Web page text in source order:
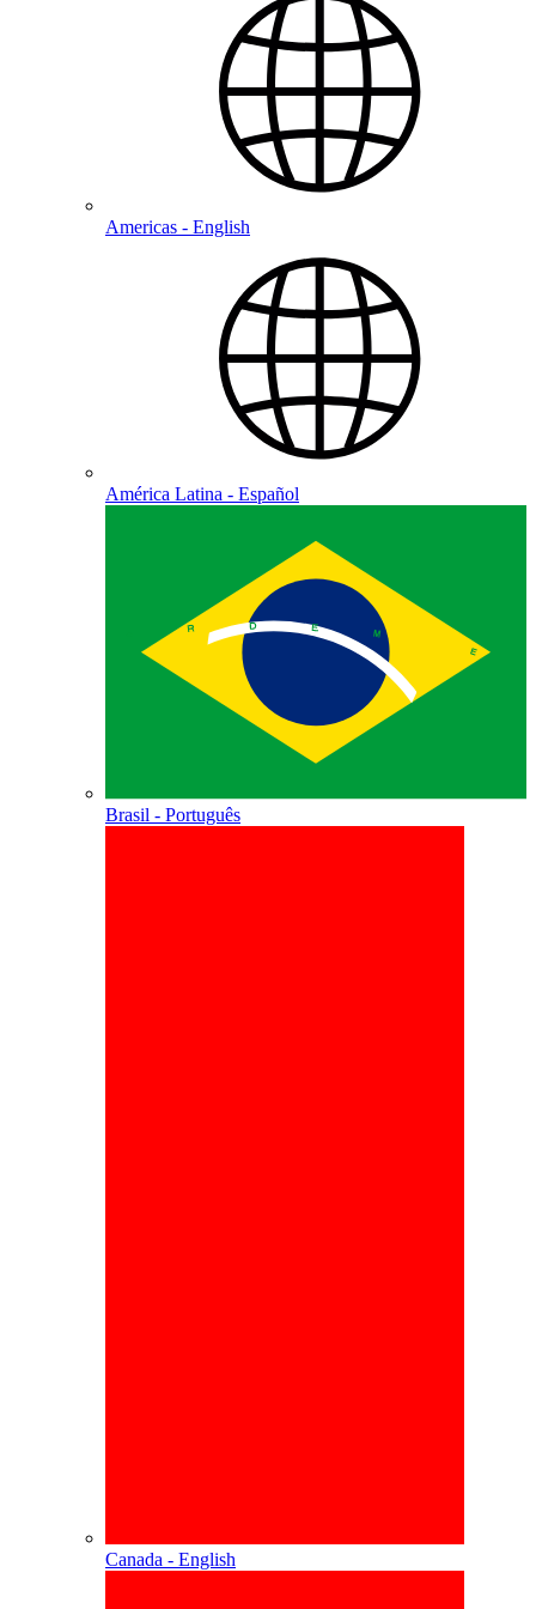
Americas - English
América Latina - Español
Brasil - Português
Canada - English